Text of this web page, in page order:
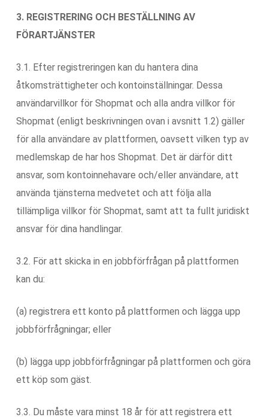
3. REGISTRERING OCH BESTÄLLNING AV
FÖRARTJÄNSTER
3.1. Efter registreringen kan du hantera dina
åtkomsträttigheter och kontoinställningar. Dessa
användarvillkor för Shopmat och alla andra villkor för
Shopmat (enligt beskrivningen ovan i avsnitt 1.2) gäller
för alla användare av plattformen, oavsett vilken typ av
medlemskap de har hos Shopmat. Det är därför ditt
ansvar, som kontoinnehavare och/eller användare, att
använda tjänsterna medvetet och att följa alla
tillämpliga villkor för Shopmat, samt att ta fullt juridiskt
ansvar för dina handlingar.
3.2. För att skicka in en jobbförfrågan på plattformen
kan du:
(a) registrera ett konto på plattformen och lägga upp
jobbförfrågningar; eller
(b) lägga upp jobbförfrågningar på plattformen och göra
ett köp som gäst.
3.3. Du måste vara minst 18 år för att registrera ett